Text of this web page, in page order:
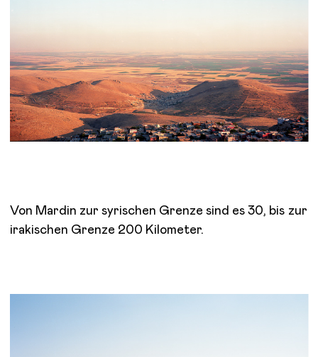
Von Mardin zur syrischen Grenze sind es 30, bis zur
irakischen Grenze 200 Kilometer.